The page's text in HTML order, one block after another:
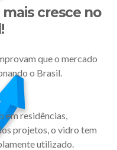
cresce no
que o mercado
o Brasil.
em residências,
projetos, o vidro tem
utilizado.